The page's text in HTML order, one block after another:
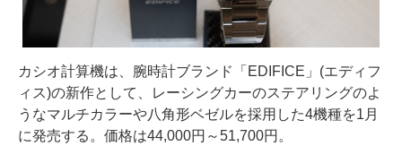
カシオ計算機は、腕時計ブランド「EDIFICE」(エディフ
ィス)の新作として、レーシングカーのステアリングのよ
うなマルチカラーや八角形ベゼルを採用した4機種を1月
に発売する。価格は44,000円～51,700円。